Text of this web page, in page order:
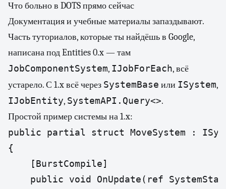
Что больно в DOTS прямо сейчас
Документация и учебные материалы запаздывают.
Часть туториалов, которые ты найдёшь в Google,
написана под Entities 0.x — там
JobComponentSystem, IJobForEach, всё
устарело. С 1.x всё через SystemBase или ISystem,
IJobEntity, SystemAPI.Query<>.
Простой пример системы на 1.x:
public partial struct MoveSystem :
{
    [BurstCompile]
public void OnUpdate(ref